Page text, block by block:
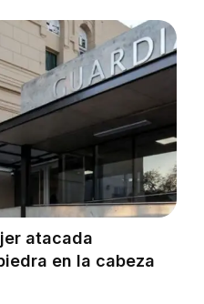
atacada
en la cabeza